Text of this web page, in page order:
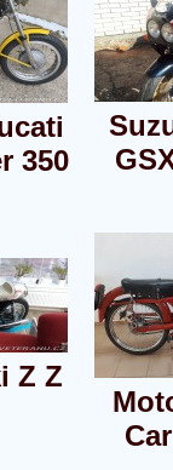
350
Z Z